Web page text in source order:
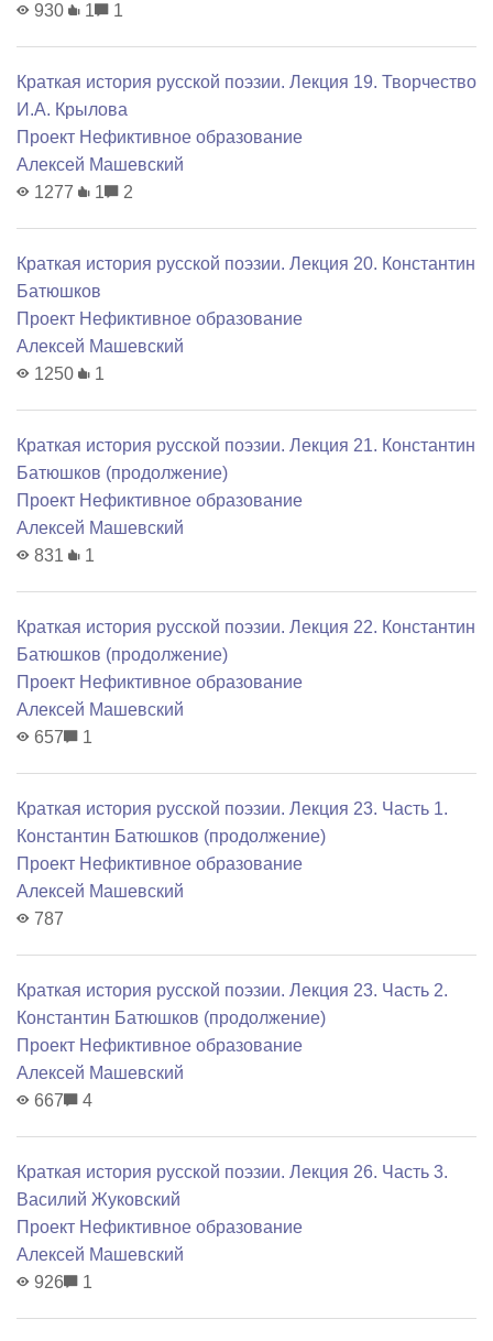
930
1 1
Краткая история русской поэзии. Лекция 19. Творчество
И.А. Крылова
Проект Нефиктивное образование
Алексей Машевский
1277
1 2
Краткая история русской поэзии. Лекция 20. Константин
Батюшков
Проект Нефиктивное образование
Алексей Машевский
1250
1
Краткая история русской поэзии. Лекция 21. Константин
Батюшков (продолжение)
Проект Нефиктивное образование
Алексей Машевский
831
1
Краткая история русской поэзии. Лекция 22. Константин
Батюшков (продолжение)
Проект Нефиктивное образование
Алексей Машевский
657
1
Краткая история русской поэзии. Лекция 23. Часть 1.
Константин Батюшков (продолжение)
Проект Нефиктивное образование
Алексей Машевский
787
Краткая история русской поэзии. Лекция 23. Часть 2.
Константин Батюшков (продолжение)
Проект Нефиктивное образование
Алексей Машевский
667
4
Краткая история русской поэзии. Лекция 26. Часть 3.
Василий Жуковский
Проект Нефиктивное образование
Алексей Машевский
926
1